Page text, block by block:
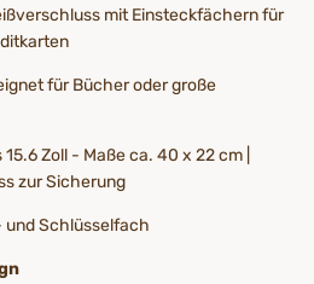
mit Einsteckfächern für
für Bücher oder große
Zoll - Maße ca. 40 x 22 cm |
zur Sicherung
und Schlüsselfach